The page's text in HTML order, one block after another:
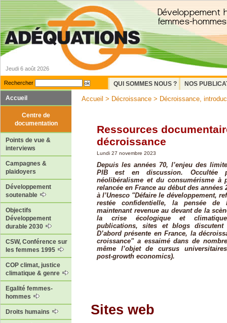
Jeudi 6 août 2026
Rechercher QUI SOMMES NOUS ?
NOS
Accueil
Centre de
documentation
Points de vue &
interviews
Campagnes &
plaidoyers
Développement
soutenable
Objectifs
Développement
durable 2030
CSW, Conférence sur
les femmes 1995
COP climat, justice
climatique & genre
Egalité femmes-
hommes
Droits humains
Accueil > Décroissance > Décroissance,
Ressources
décroissance
Lundi 27 novembre 2023
Depuis les années 70, l’enjeu des
PIB est en discussion. Occultée
néolibéralisme et du consumérisme à
relancée en France au début des années
à l’Unesco "Défaire le développement,
restée confidentielle, la pensée de
maintenant revenue au devant de la
la crise écologique et
publications, sites et blogs discutent
D’abord présente en France, la
croissance" a essaimé dans de
même l’objet de cursus
post-growth economics).
Sites web